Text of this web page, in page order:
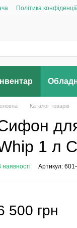
Політика
Інвентар
Каталог товарів
1 л
наявності Артикул:
500 грн